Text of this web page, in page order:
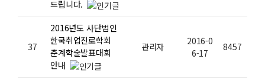
드립니다.
37
2016년도 사단법인
한국취업진로학회
춘계학술발표대회
안내
관리자
2016-0
6-17
8457